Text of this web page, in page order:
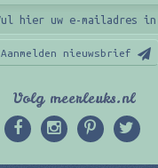
Aanmelden nieuwsbrief
Volg meerleuks.nl